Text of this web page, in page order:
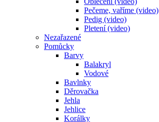
Pečeme, vaříme (video)
Pedig (video)
Pletení (video)
Nezařazené
Pomůcky
Barvy
Balakryl
Vodové
Bavlnky
Děrovačka
Jehla
Jehlice
Korálky